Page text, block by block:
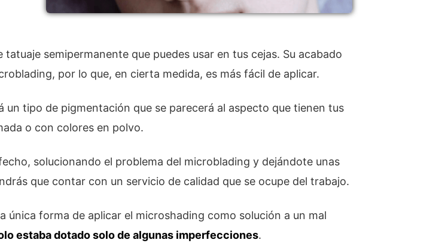
tatuaje semipermanente que puedes usar en tus cejas. Su acabado
por lo que, en cierta medida, es más fácil de aplicar.
un tipo de pigmentación que se parecerá al aspecto que tienen tus
o con colores en polvo.
solucionando el problema del microblading y dejándote unas
que contar con un servicio de calidad que se ocupe del trabajo.
única forma de aplicar el microshading como solución a un mal
estaba dotado solo de algunas imperfecciones.